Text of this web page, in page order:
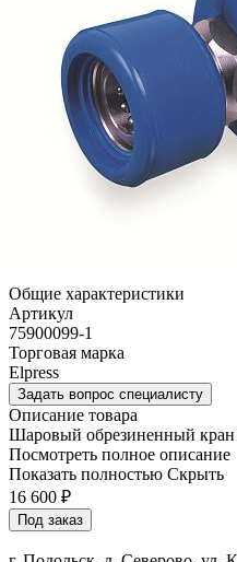
Общие характеристики
Артикул
75900099-1
Торговая марка
Elpress
Задать вопрос специалисту
Описание товара
Шаровый обрезиненный
Посмотреть полное описание
Показать полностью Скрыть
16 600 ₽
Под заказ